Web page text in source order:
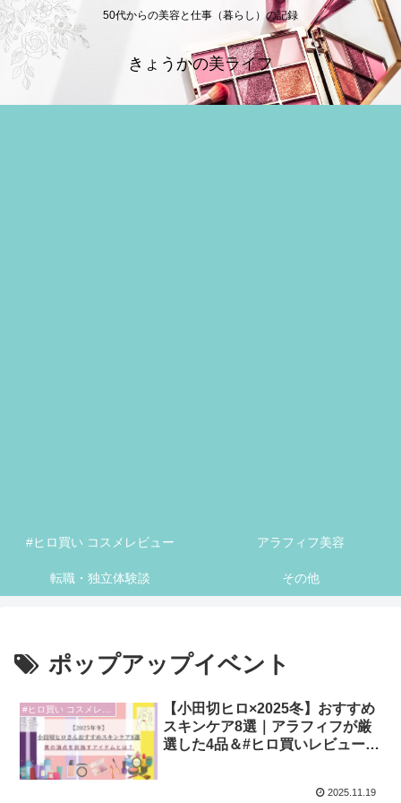
50代からの美容と仕事（暮らし）の記録
きょうかの美ライフ
#ヒロ買い コスメレビュー アラフィフ美容
転職・独立体験談 その他
ポップアップイベント
【小田切ヒロ×2025冬】おすすめ
スキンケア8選｜アラフィフが厳
選した4品＆#ヒロ買いレビュー予
2025.11.19